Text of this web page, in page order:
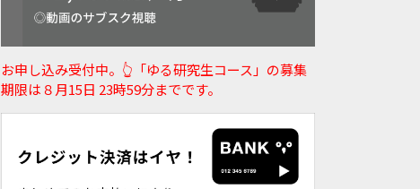
お申し込み受付中。👆️「ゆる研究生コース」の募集
期限は８月15日 23時59分までです。